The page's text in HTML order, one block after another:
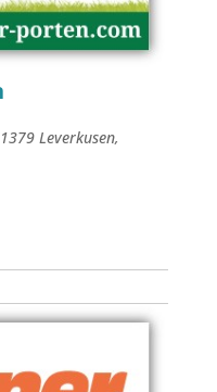
Leverkusen,